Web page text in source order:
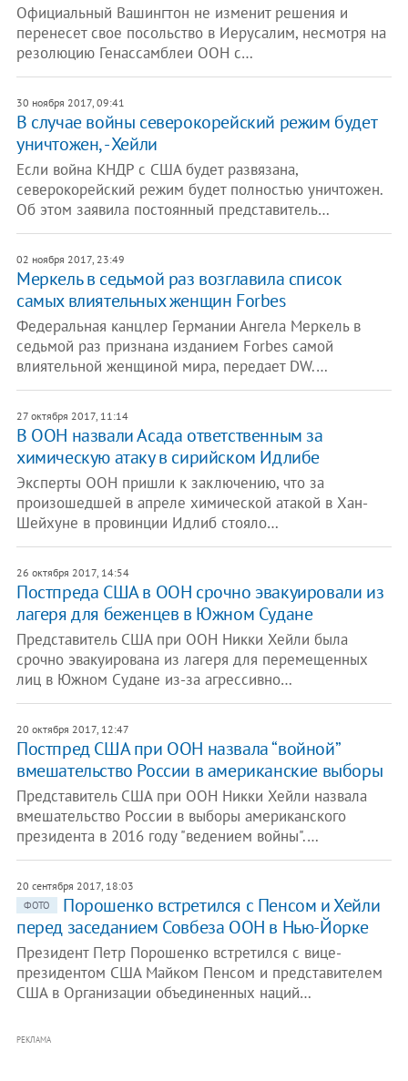
Официальный Вашингтон не изменит решения и
перенесет свое посольство в Иерусалим, несмотря на
резолюцию Генассамблеи ООН с…
30 ноября 2017, 09:41
В случае войны северокорейский режим будет
уничтожен, - Хейли
Если война КНДР с США будет развязана,
северокорейский режим будет полностью уничтожен.
Об этом заявила постоянный представитель…
02 ноября 2017, 23:49
Меркель в седьмой раз возглавила список
самых влиятельных женщин Forbes
Федеральная канцлер Германии Ангела Меркель в
седьмой раз признана изданием Forbes самой
влиятельной женщиной мира, передает DW.…
27 октября 2017, 11:14
В ООН назвали Асада ответственным за
химическую атаку в сирийском Идлибе
Эксперты ООН пришли к заключению, что за
произошедшей в апреле химической атакой в Хан-
Шейхуне в провинции Идлиб стояло…
26 октября 2017, 14:54
Постпреда США в ООН срочно эвакуировали из
лагеря для беженцев в Южном Судане
Представитель США при ООН Никки Хейли была
срочно эвакуирована из лагеря для перемещенных
лиц в Южном Судане из-за агрессивно…
20 октября 2017, 12:47
Постпред США при ООН назвала “войной”
вмешательство России в американские выборы
Представитель США при ООН Никки Хейли назвала
вмешательство России в выборы американского
президента в 2016 году "ведением войны".…
20 сентября 2017, 18:03
ФОТО
Порошенко встретился с Пенсом и Хейли
перед заседанием Совбеза ООН в Нью-Йорке
Президент Петр Порошенко встретился с вице-
президентом США Майком Пенсом и представителем
США в Организации объединенных наций…
РЕКЛАМА